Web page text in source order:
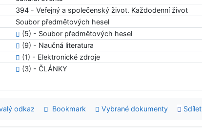
394 - Veřejný a společenský život. Každodenní život
Soubor předmětových hesel
(5) - Soubor předmětových hesel
(9) - Naučná literatura
(1) - Elektronické zdroje
(3) - ČLÁNKY
odkaz Bookmark Vybrané dokumenty Sdílet